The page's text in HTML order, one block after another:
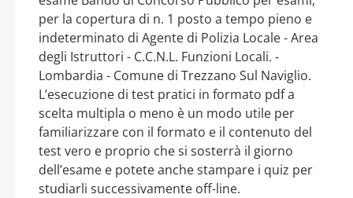
per la copertura di n. 1 posto a tempo pieno e
indeterminato di Agente di Polizia Locale - Area
degli Istruttori - C.C.N.L. Funzioni Locali. -
Lombardia - Comune di Trezzano Sul Naviglio.
L’esecuzione di test pratici in formato pdf a
scelta multipla o meno è un modo utile per
familiarizzare con il formato e il contenuto del
test vero e proprio che si sosterrà il giorno
dell’esame e potete anche stampare i quiz per
studiarli successivamente off-line.